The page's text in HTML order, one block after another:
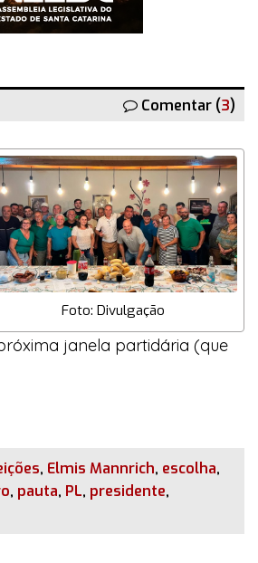
Comentar (3)
Foto: Divulgação
janela partidária (que
, Elmis Mannrich, escolha,
, pauta, PL, presidente,